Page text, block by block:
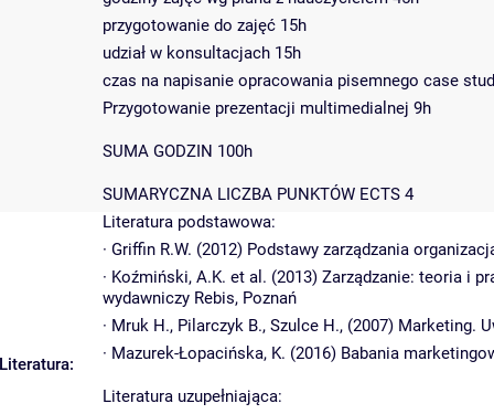
przygotowanie do zajęć 15h
udział w konsultacjach 15h
czas na napisanie opracowania pisemnego case
Przygotowanie prezentacji multimedialnej 9h
SUMA GODZIN 100h
SUMARYCZNA LICZBA PUNKTÓW ECTS 4
Literatura:
Literatura podstawowa:
· Griffin R.W. (2012) Podstawy zarządzania
· Koźmiński, A.K. et al. (2013) Zarządzanie: teoria i
wydawniczy Rebis, Poznań
· Mruk H., Pilarczyk B., Szulce H., (2007) Marketing.
· Mazurek-Łopacińska, K. (2016) Babania
Literatura uzupełniająca: